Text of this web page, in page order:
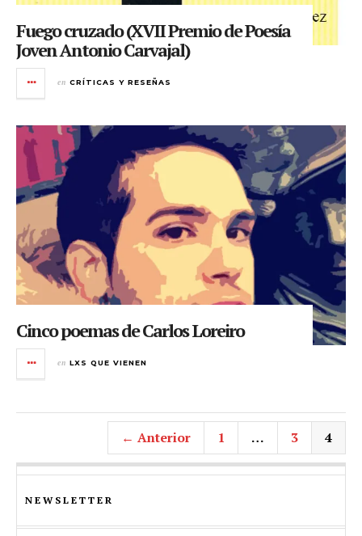
Fuego cruzado (XVII Premio de Poesía
Joven Antonio Carvajal)
en CRÍTICAS Y RESEÑAS
Cinco poemas de Carlos Loreiro
en LXS QUE VIENEN
← Anterior 1 … 3 4
NEWSLETTER